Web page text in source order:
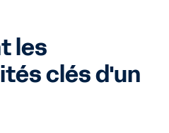
les
clés d'un